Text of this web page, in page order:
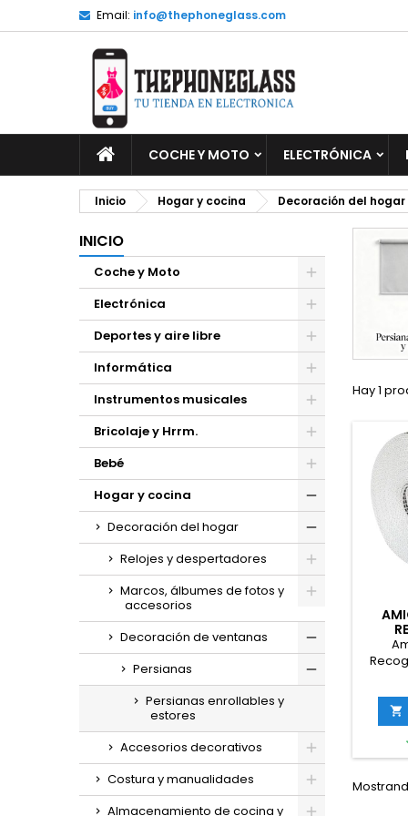
Email: info@thephoneglass.com
INICIOCOCHE Y MOTO ELECTRÓNICA
Inicio Hogar y cocina Decoración del hogar
INICIO
Coche y Moto
Electrónica
Deportes y aire libre
Informática
Instrumentos musicales
Bricolaje y Hrrm.
Bebé
Hogar y cocina
Decoración del hogar
Relojes y despertadores
Marcos, álbumes de fotos y
accesorios
Decoración de ventanas
Persianas
Persianas enrollables y
estores
Accesorios decorativos
Costura y manualidades
Almacenamiento de cocina y
Hay 1
mm
Rayos
